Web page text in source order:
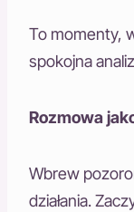
To momenty,
spokojna
Rozmowa
Wbrew
działania.